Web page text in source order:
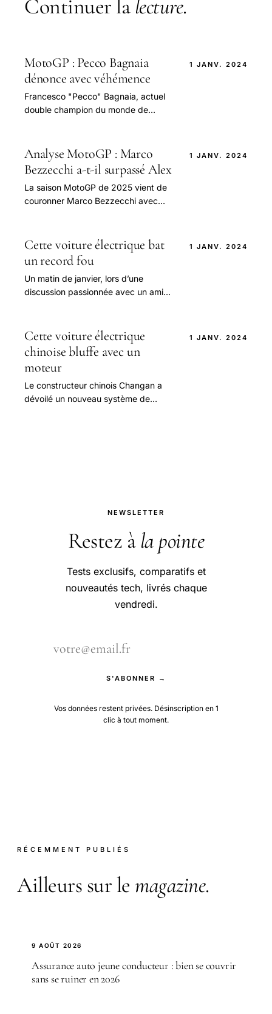
Continuer la lecture.
MotoGP : Pecco Bagnaia
dénonce avec véhémence
Francesco "Pecco" Bagnaia, actuel
double champion du monde de
qui va bien au-delà d'une.
1 JANV. 2024
Analyse MotoGP : Marco
Bezzecchi a-t-il surpassé Alex
La saison MotoGP de 2025 vient de
couronner Marco Bezzecchi avec
1 JANV. 2024
Cette voiture électrique bat
un record fou
Un matin de janvier, lors d’une
discussion passionnée avec un ami
semblait sorti.
1 JANV. 2024
Cette voiture électrique
chinoise bluffe avec un
moteur
Le constructeur chinois Changan a
dévoilé un nouveau système de
1 JANV. 2024
NEWSLETTER
Restez à la pointe
Tests exclusifs, comparatifs et
nouveautés tech, livrés chaque
vendredi.
S'ABONNER →
Vos données restent privées. Désinscription en 1
clic à tout moment.
RÉCEMMENT PUBLIÉS
Ailleurs sur le magazine.
9 AOÛT 2026
Assurance auto jeune conducteur : bien se couvrir
sans se ruiner en 2026